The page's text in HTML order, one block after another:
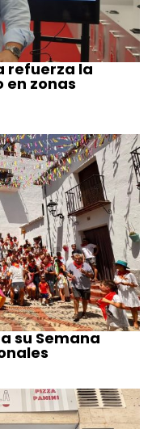
refuerza la
en zonas
su Semana